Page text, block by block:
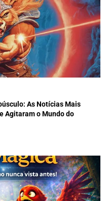
As Notícias Mais
Agitaram o Mundo do